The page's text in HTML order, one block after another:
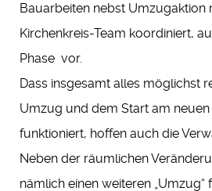
Bauarbeiten nebst Umzugaktion
Kirchenkreis-Team koordiniert,
Phase vor.
Dass insgesamt alles möglichst
Umzug und dem Start am
funktioniert, hoffen auch die
Neben der räumlichen
nämlich einen weiteren „Umzug“